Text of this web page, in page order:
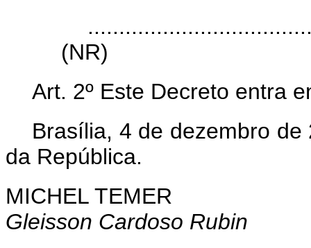
(NR)
Art. 2º Este Decreto entra
Brasília, 4 de dezembro de
da República.
MICHEL TEMER
Gleisson Cardoso Rubin